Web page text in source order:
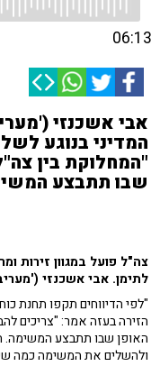
06:13
אבי אשכנזי
המדיני בנוגע
"המחלוקת בין
שבו תתבצע
צה"ל פועל במגוון זירות
לתימן. אבי אשכנזי
"לפי הדיווחים תקפו תחנת
הזירה בעזה אמר: "צריכים
האופן שבו תתבצע המשימה.
ולהשלים את המשימה כמה